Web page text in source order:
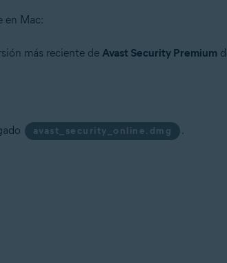
en Mac:
más reciente de Avast Security Premium
avast_security_online.dmg .